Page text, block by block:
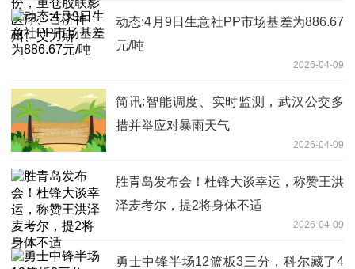
动态:4月9日生意社PP市场基差为886.67
元/吨
2026-04-09
简讯:智能调度、实时监测，武汉公交多
措并举应对暴雨天气
2026-04-09
胜青岛发布会！杜锋大谈幸运，称赞王洪
泽麦考尔，提2将身体不适
2026-04-09
勇士中锋半场12篮板3三分，科尔藏了4